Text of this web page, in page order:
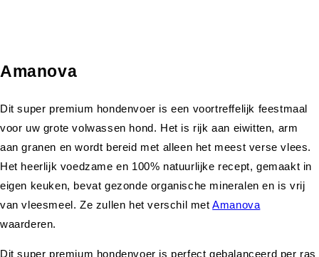
Amanova
Dit super premium hondenvoer is een voortreffelijk feestmaal
voor uw grote volwassen hond. Het is rijk aan eiwitten, arm
aan granen en wordt bereid met alleen het meest verse vlees.
Het heerlijk voedzame en 100% natuurlijke recept, gemaakt in
eigen keuken, bevat gezonde organische mineralen en is vrij
van vleesmeel. Ze zullen het verschil metAmanova
waarderen.
Dit super premium hondenvoer is perfect gebalanceerd per ras